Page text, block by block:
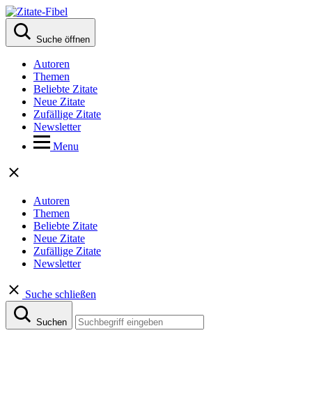
Suche öffnen
Autoren
Themen
Beliebte Zitate
Neue Zitate
Zufällige Zitate
Newsletter
Menu
Autoren
Themen
Beliebte Zitate
Neue Zitate
Zufällige Zitate
Newsletter
Suche schließen
Suchen